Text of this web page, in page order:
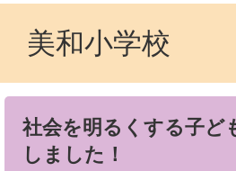
美和小学校
社会を明るくする子ど
しました！